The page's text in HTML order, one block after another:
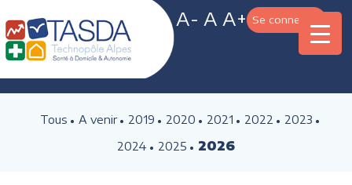
A- A A+ Se connecter
Tous A venir 2019 2020 2021 2022
2023
2024
2025 2026